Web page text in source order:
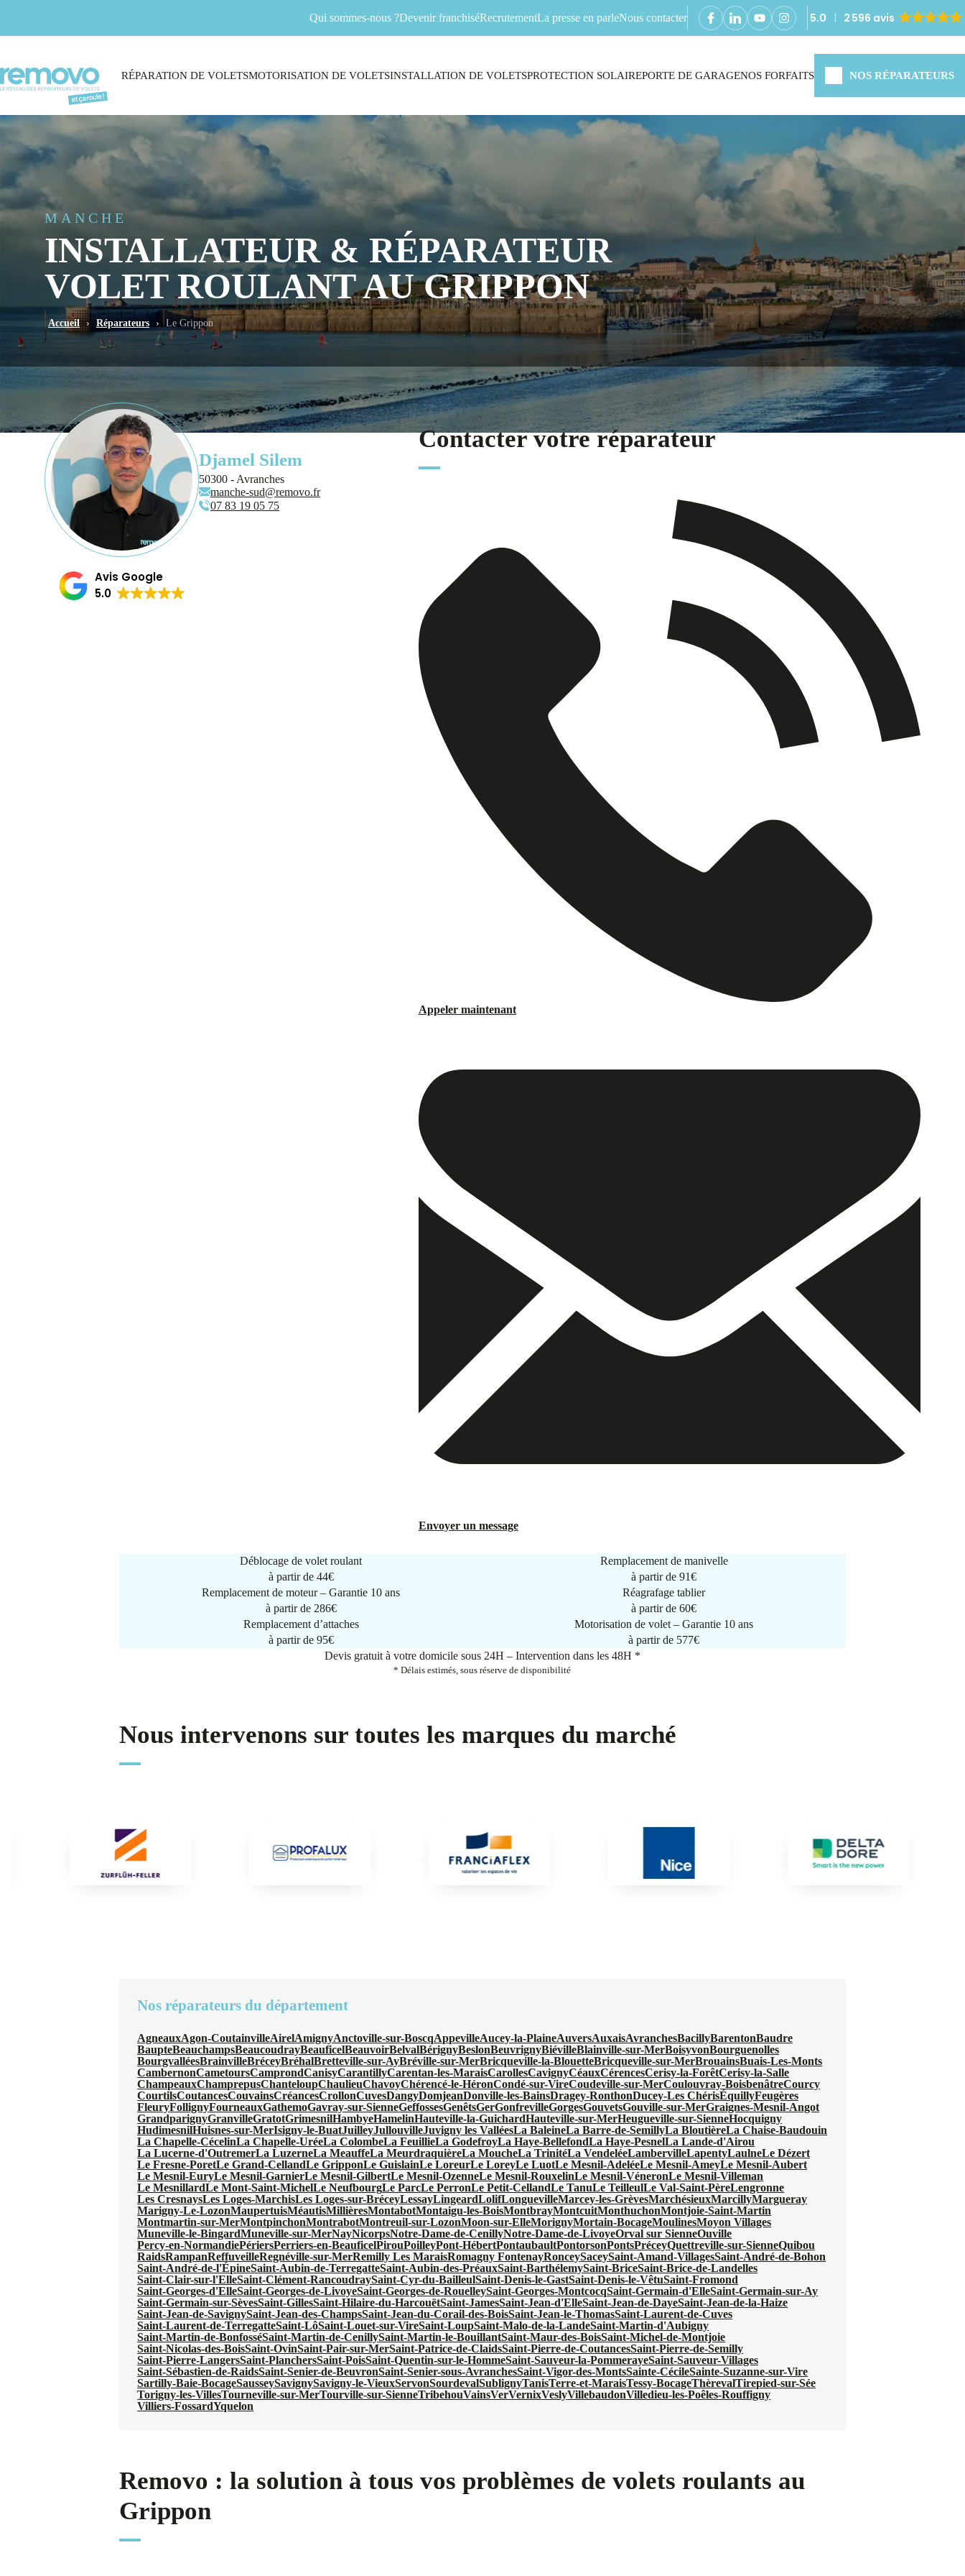
Qui sommes-nous ?Devenir franchiséRecrutementLa presse en parleNous contacter 5.0 2 596 avis
RÉPARATION DE VOLETSMOTORISATION DE VOLETSINSTALLATION DE VOLETSPROTECTION SOLAIREPORTE DE GARAGENOS FORFAITS NOS RÉPARATEURS
MANCHE
INSTALLATEUR & RÉPARATEUR
VOLET ROULANT AU GRIPPON
Accueil › Réparateurs › Le Grippon
Djamel Silem
50300 - Avranches
manche-sud@removo.fr
07 83 19 05 75
Avis Google
5.0
Contacter votre réparateur
Appeler maintenant
Envoyer un message
Déblocage de volet roulant
à partir de 44€
Remplacement de manivelle
à partir de91€
Remplacement de moteur – Garantie 10 ans
à partir de 286€
Réagrafage tablier
à partir de60€
Remplacement d’attaches
à partir de 95€
Motorisation de volet – Garantie 10 ans
à partir de 577€
Devis gratuit à votre domicile sous 24H – Intervention dans les 48H *
* Délais estimés, sous réserve de disponibilité
Nous intervenons sur toutes les marques du marché
Nos réparateurs du département
AgneauxAgon-CoutainvilleAirelAmignyAnctoville-sur-BoscqAppevilleAucey-la-PlaineAuversAuxaisAvranchesBacillyBarentonBaudre
BaupteBeauchampsBeaucoudrayBeauficelBeauvoirBelvalBérignyBeslonBeuvrignyBiévilleBlainville-sur-MerBoisyvonBourguenolles
BourgvalléesBrainvilleBréceyBréhalBretteville-sur-AyBréville-sur-MerBricqueville-la-BlouetteBricqueville-sur-MerBrouainsBuais-Les-Monts
CambernonCametoursCamprondCanisyCarantillyCarentan-les-MaraisCarollesCavignyCéauxCérencesCerisy-la-ForêtCerisy-la-Salle
ChampeauxChamprepusChanteloupChaulieuChavoyChérencé-le-HéronCondé-sur-VireCoudeville-sur-MerCoulouvray-BoisbenâtreCourcy
CourtilsCoutancesCouvainsCréancesCrollonCuvesDangyDomjeanDonville-les-BainsDragey-RonthonDucey-Les ChérisÉquillyFeugères
FleuryFollignyFourneauxGathemoGavray-sur-SienneGeffossesGenêtsGerGonfrevilleGorgesGouvetsGouville-sur-MerGraignes-Mesnil-Angot
GrandparignyGranvilleGratotGrimesnilHambyeHamelinHauteville-la-GuichardHauteville-sur-MerHeugueville-sur-SienneHocquigny
HudimesnilHuisnes-sur-MerIsigny-le-BuatJuilleyJullouvilleJuvigny les ValléesLa BaleineLa Barre-de-SemillyLa BloutièreLa Chaise-Baudouin
La Chapelle-CécelinLa Chapelle-UréeLa ColombeLa FeuillieLa GodefroyLa Haye-BellefondLa Haye-PesnelLa Lande-d'Airou
La Lucerne-d'OutremerLa LuzerneLa MeauffeLa MeurdraquièreLa MoucheLa TrinitéLa VendeléeLambervilleLapentyLaulneLe Dézert
Le Fresne-PoretLe Grand-CellandLe GripponLe GuislainLe LoreurLe LoreyLe LuotLe Mesnil-AdeléeLe Mesnil-AmeyLe Mesnil-Aubert
Le Mesnil-EuryLe Mesnil-GarnierLe Mesnil-GilbertLe Mesnil-OzenneLe Mesnil-RouxelinLe Mesnil-VéneronLe Mesnil-Villeman
Le MesnillardLe Mont-Saint-MichelLe NeufbourgLe ParcLe PerronLe Petit-CellandLe TanuLe TeilleulLe Val-Saint-PèreLengronne
Les CresnaysLes Loges-MarchisLes Loges-sur-BréceyLessayLingeardLolifLonguevilleMarcey-les-GrèvesMarchésieuxMarcillyMargueray
Marigny-Le-LozonMaupertuisMéautisMillièresMontabotMontaigu-les-BoisMontbrayMontcuitMonthuchonMontjoie-Saint-Martin
Montmartin-sur-MerMontpinchonMontrabotMontreuil-sur-LozonMoon-sur-ElleMorignyMortain-BocageMoulinesMoyon Villages
Muneville-le-BingardMuneville-sur-MerNayNicorpsNotre-Dame-de-CenillyNotre-Dame-de-LivoyeOrval sur SienneOuville
Percy-en-NormandiePériersPerriers-en-BeauficelPirouPoilleyPont-HébertPontaubaultPontorsonPontsPréceyQuettreville-sur-SienneQuibou
RaidsRampanReffuveilleRegnéville-sur-MerRemilly Les MaraisRomagny FontenayRonceySaceySaint-Amand-VillagesSaint-André-de-Bohon
Saint-André-de-l'ÉpineSaint-Aubin-de-TerregatteSaint-Aubin-des-PréauxSaint-BarthélemySaint-BriceSaint-Brice-de-Landelles
Saint-Clair-sur-l'ElleSaint-Clément-RancoudraySaint-Cyr-du-BailleulSaint-Denis-le-GastSaint-Denis-le-VêtuSaint-Fromond
Saint-Georges-d'ElleSaint-Georges-de-LivoyeSaint-Georges-de-RouelleySaint-Georges-MontcocqSaint-Germain-d'ElleSaint-Germain-sur-Ay
Saint-Germain-sur-SèvesSaint-GillesSaint-Hilaire-du-HarcouëtSaint-JamesSaint-Jean-d'ElleSaint-Jean-de-DayeSaint-Jean-de-la-Haize
Saint-Jean-de-SavignySaint-Jean-des-ChampsSaint-Jean-du-Corail-des-BoisSaint-Jean-le-ThomasSaint-Laurent-de-Cuves
Saint-Laurent-de-TerregatteSaint-LôSaint-Louet-sur-VireSaint-LoupSaint-Malo-de-la-LandeSaint-Martin-d'Aubigny
Saint-Martin-de-BonfosséSaint-Martin-de-CenillySaint-Martin-le-BouillantSaint-Maur-des-BoisSaint-Michel-de-Montjoie
Saint-Nicolas-des-BoisSaint-OvinSaint-Pair-sur-MerSaint-Patrice-de-ClaidsSaint-Pierre-de-CoutancesSaint-Pierre-de-Semilly
Saint-Pierre-LangersSaint-PlanchersSaint-PoisSaint-Quentin-sur-le-HommeSaint-Sauveur-la-PommerayeSaint-Sauveur-Villages
Saint-Sébastien-de-RaidsSaint-Senier-de-BeuvronSaint-Senier-sous-AvranchesSaint-Vigor-des-MontsSainte-CécileSainte-Suzanne-sur-Vire
Sartilly-Baie-BocageSausseySavignySavigny-le-VieuxServonSourdevalSublignyTanisTerre-et-MaraisTessy-BocageThèrevalTirepied-sur-Sée
Torigny-les-VillesTourneville-sur-MerTourville-sur-SienneTribehouVainsVerVernixVeslyVillebaudonVilledieu-les-Poêles-Rouffigny
Villiers-FossardYquelon
Removo : la solution à tous vos problèmes de volets roulants au
Grippon